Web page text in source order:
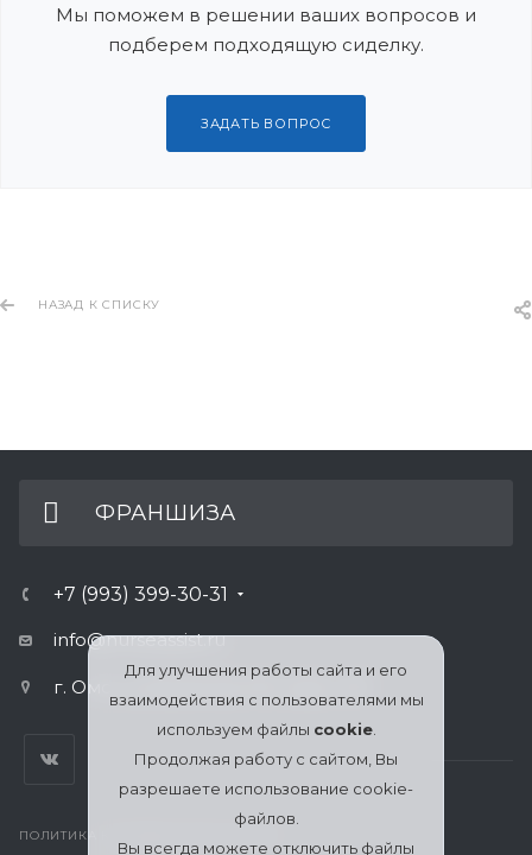
Мы поможем в решении ваших вопросов и
подберем подходящую сиделку.
ЗАДАТЬ ВОПРОС
НАЗАД К СПИСКУ
ФРАНШИЗА
+7 (993) 399-30-31
info@nurseassist.ru
г. Омск, ул.Булатова 100, офис 410
ПОЛИТИКА КОНФИДЕНЦИАЛЬНОСТИ
Для улучшения работы сайта и его
взаимодействия с пользователями мы
используем файлы cookie.
Продолжая работу с сайтом, Вы
разрешаете использование cookie-
файлов.
Вы всегда можете отключить файлы